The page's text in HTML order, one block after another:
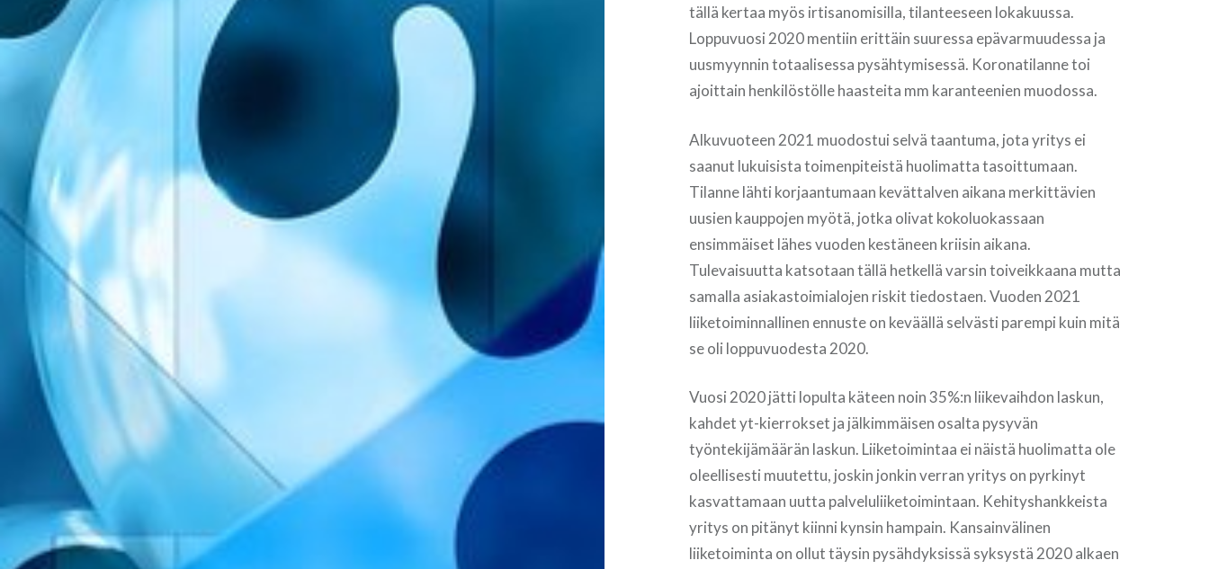
tällä kertaa myös irtisanomisilla, tilanteeseen lokakuussa.
Loppuvuosi 2020 mentiin erittäin suuressa epävarmuudessa ja
uusmyynnin totaalisessa pysähtymisessä. Koronatilanne toi
ajoittain henkilöstölle haasteita mm karanteenien muodossa.
Alkuvuoteen 2021 muodostui selvä taantuma, jota yritys ei
saanut lukuisista toimenpiteistä huolimatta tasoittumaan.
Tilanne lähti korjaantumaan kevättalven aikana merkittävien
uusien kauppojen myötä, jotka olivat kokoluokassaan
ensimmäiset lähes vuoden kestäneen kriisin aikana.
Tulevaisuutta katsotaan tällä hetkellä varsin toiveikkaana mutta
samalla asiakastoimialojen riskit tiedostaen. Vuoden 2021
liiketoiminnallinen ennuste on keväällä selvästi parempi kuin mitä
se oli loppuvuodesta 2020.
Vuosi 2020 jätti lopulta käteen noin 35%:n liikevaihdon laskun,
kahdet yt-kierrokset ja jälkimmäisen osalta pysyvän
työntekijämäärän laskun. Liiketoimintaa ei näistä huolimatta ole
oleellisesti muutettu, joskin jonkin verran yritys on pyrkinyt
kasvattamaan uutta palveluliiketoimintaan. Kehityshankkeista
yritys on pitänyt kiinni kynsin hampain. Kansainvälinen
liiketoiminta on ollut täysin pysähdyksissä syksystä 2020 alkaen